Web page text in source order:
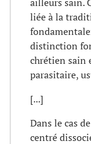
liée à la
distinction
chrétien sain
parasitaire,
[...]
Dans le cas
centré